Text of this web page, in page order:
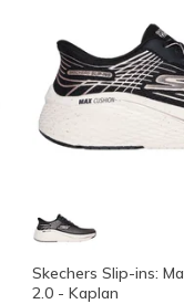
Skechers Slip-ins:
2.0 - Kaplan